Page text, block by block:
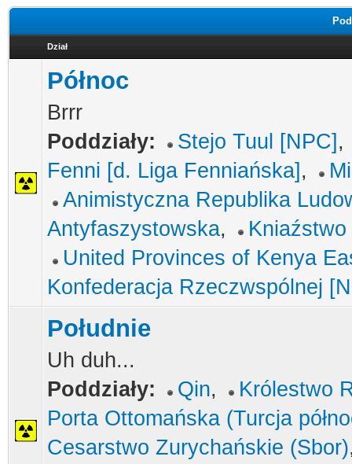
Dział
Północ
Brrr
Poddziały:
Stejo Tuul [NPC] ,
Fenni [d. Liga Fenniańska] ,
Animistyczna Republika
Antyfaszystowska,
United Provinces of Kenya
Konfederacja Rzeczwspólnej
Południe
Uh duh...
Poddziały:
Qin,
Królestwo
Porta Ottomańska (Turcja
Cesarstwo Zurychańskie (Sbor)